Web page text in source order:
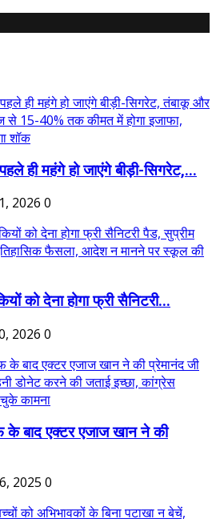
ही महंगे हो जाएंगे बीड़ी-सिगरेट,...
2026 0
को देना होगा फ्री सैनिटरी...
2026 0
बाद एक्टर एजाज खान ने की
2025 0